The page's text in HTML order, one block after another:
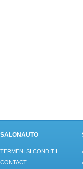
SALONAUTO
TERMENI SI CONDITII
CONTACT